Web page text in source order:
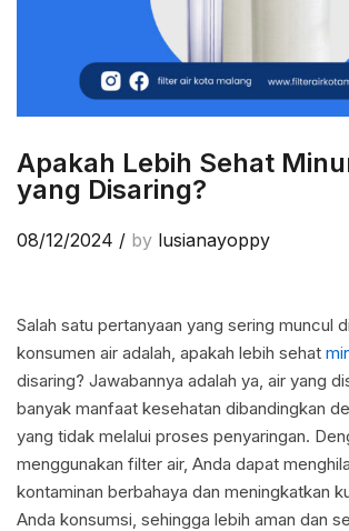
Apakah Lebih Sehat
yang Disaring?
08/12/2024 / by lusianayoppy
Salah satu pertanyaan yang sering muncul
konsumen air adalah, apakah lebih sehat
disaring? Jawabannya adalah ya, air yang
banyak manfaat kesehatan dibandingkan
yang tidak melalui proses penyaringan.
menggunakan filter air, Anda dapat
kontaminan berbahaya dan meningkatkan
Anda konsumsi, sehingga lebih aman dan